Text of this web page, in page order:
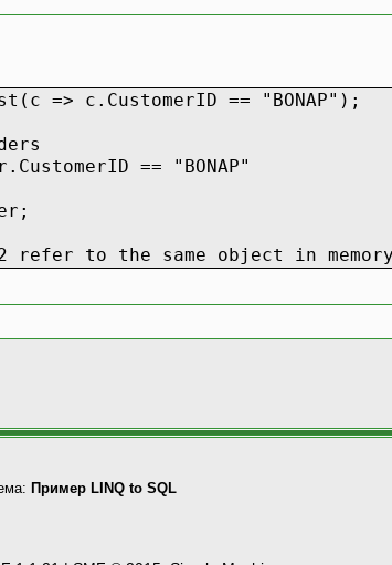
=> c.CustomerID == "BONAP");
== "BONAP"
refer to the same object in
Пример LINQ to SQL